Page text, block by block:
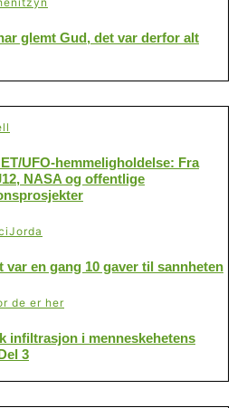
glemt Gud, det var derfor alt
UFO-hemmeligholdelse: Fra
NASA og offentlige
var en gang 10 gaver til sannheten
infiltrasjon i menneskehetens
3